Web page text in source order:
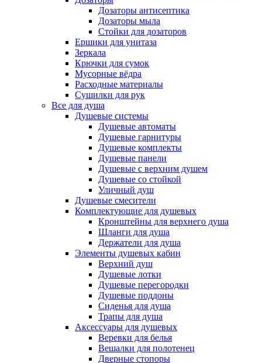
Дозаторы антисептика
Дозаторы мыла
Стойки для дозаторов
Ершики для унитаза
Зеркала
Крючки для сумок
Мусорные вёдра
Расходные материалы
Сушилки для рук
Все для душа
Душевые системы
Душевые автоматы
Душевые гарнитуры
Душевые комплекты
Душевые панели
Душевые с верхним душем
Душевые со стойкой
Уличный душ
Душевые смесители
Комплектующие для душевых
Кронштейны для верхнего душа
Шланги для душа
Держатели для душа
Элементы душевых кабин
Верхний душ
Душевые лотки
Душевые перегородки
Душевые поддоны
Сиденья для душа
Трапы для душа
Аксессуары для душевых
Веревки для белья
Вешалки для полотенец
Дверные стопоры